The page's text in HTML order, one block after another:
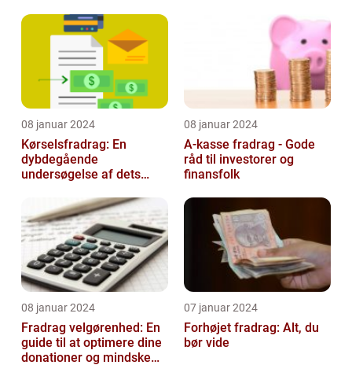
08 januar 2024
Kørselsfradrag: En
dybdegående
undersøgelse af dets
08 januar 2024
A-kasse fradrag - Gode
råd til investorer og
finansfolk
08 januar 2024
Fradrag velgørenhed: En
guide til at optimere dine
donationer og mindske
07 januar 2024
Forhøjet fradrag: Alt, du
bør vide